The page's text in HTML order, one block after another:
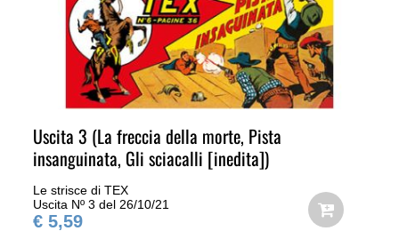
Uscita 3 (La freccia della morte, Pista
insanguinata, Gli sciacalli [inedita])
Le strisce di TEX
Uscita Nº 3 del 26/10/21
€ 5,59